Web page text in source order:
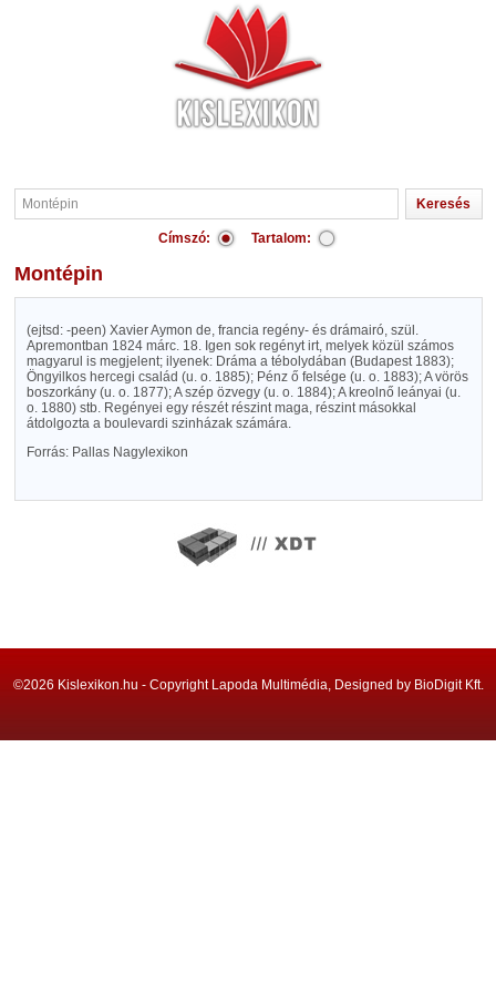
Címszó: Tartalom:
Montépin
(ejtsd: -peen) Xavier Aymon de, francia regény- és drámairó, szül.
Apremontban 1824 márc. 18. Igen sok regényt irt, melyek közül számos
magyarul is megjelent; ilyenek: Dráma a tébolydában (Budapest 1883);
Öngyilkos hercegi család (u. o. 1885); Pénz ő felsége (u. o. 1883); A vörös
boszorkány (u. o. 1877); A szép özvegy (u. o. 1884); A kreolnő leányai (u.
o. 1880) stb. Regényei egy részét részint maga, részint másokkal
átdolgozta a boulevardi szinházak számára.
Forrás: Pallas Nagylexikon
©2026 Kislexikon.hu - Copyright Lapoda Multimédia, Designed by BioDigit Kft.